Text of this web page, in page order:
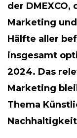
der
Marketing
Hälfte aller
insgesamt
2024. Das
Marketing
Thema